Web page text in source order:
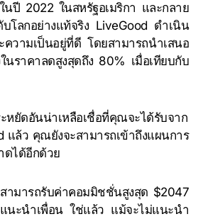
นปี 2022 ในสหรัฐอเมริกา และกลาย
โลกอย่างแท้จริง LiveGood ดำเนิน
วามเป็นอยู่ที่ดี โดยสามารถนำเสนอ
ราคาลดสูงสุดถึง 80% เมื่อเทียบกับ
หยัดอันน่าเหลือเชื่อที่คุณจะได้รับจาก
ล้ว คุณยังจะสามารถเข้าถึงแผนการ
ดได้อีกด้วย
ามารถรับค่าคอมมิชชั่นสูงสุด $2047
นะนำเพื่อน ใช่แล้ว แม้จะไม่แนะนำ